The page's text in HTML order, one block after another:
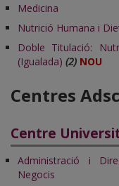
Medicina
Nutrició Humana i
Doble Titulació:
(Igualada) (2) NOU
Centres
Centre
Administració i
Negocis